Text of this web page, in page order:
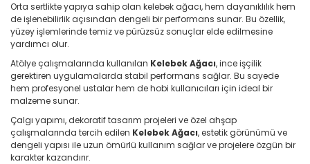
Orta sertlikte yapıya sahip olan kelebek ağacı, hem dayanıklılık hem
de işlenebilirlik açısından dengeli bir performans sunar. Bu özellik,
yüzey işlemlerinde temiz ve pürüzsüz sonuçlar elde edilmesine
yardımcı olur.
Atölye çalışmalarında kullanılan Kelebek Ağacı, ince işçilik
gerektiren uygulamalarda stabil performans sağlar. Bu sayede
hem profesyonel ustalar hem de hobi kullanıcıları için ideal bir
malzeme sunar.
Çalgı yapımı, dekoratif tasarım projeleri ve özel ahşap
çalışmalarında tercih edilen Kelebek Ağacı, estetik görünümü ve
dengeli yapısı ile uzun ömürlü kullanım sağlar ve projelere özgün bir
karakter kazandırır.